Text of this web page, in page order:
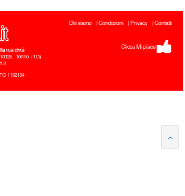
tua città
10126 Torino (TO)
1132134
Chi siamo Condizioni Privacy Contatti
Clicca Mi piace